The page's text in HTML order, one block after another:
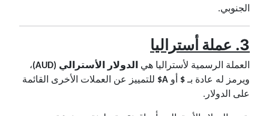
الجنوبي.
3. عملة أستراليا
العملة الرسمية لأستراليا هي الدولار الأسترالي (AUD)
،
ويرمز له عادة بـ$ أو A$
للتمييز عن العملات الأخرى القائمة
على الدولار.